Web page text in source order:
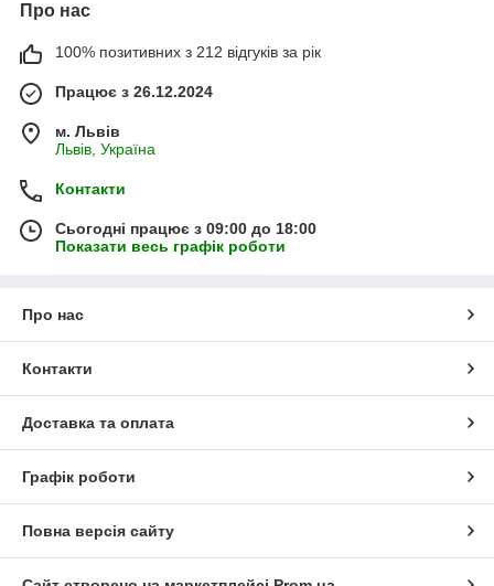
Про нас
100% позитивних з 212 відгуків за рік
Працює з 26.12.2024
м. Львів
Львів, Україна
Контакти
Сьогодні працює з 09:00 до 18:00
Показати весь графік роботи
Про нас
Контакти
Доставка та оплата
Графік роботи
Повна версія сайту